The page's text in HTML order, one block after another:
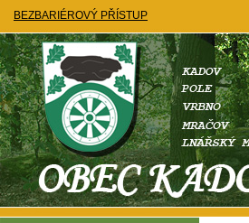
BEZBARIÉROVÝ PŘÍSTUP